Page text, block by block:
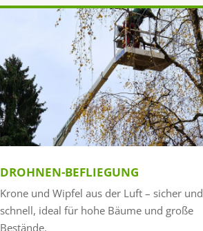
DROHNEN-BEFLIEGUNG
Krone und Wipfel aus der Luft – sicher und
schnell, ideal für hohe Bäume und große
Bestände.